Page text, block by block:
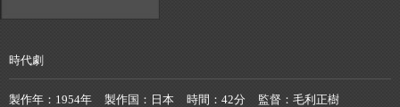
時代劇
製作年 1954年 製作国 日本 時間 42分 監督
毛利正樹